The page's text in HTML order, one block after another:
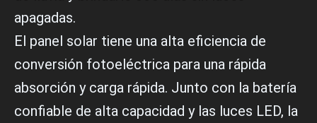
apagadas.
El panel solar tiene una alta eficiencia de
conversión fotoeléctrica para una rápida
absorción y carga rápida. Junto con la batería
confiable de alta capacidad y las luces LED, la